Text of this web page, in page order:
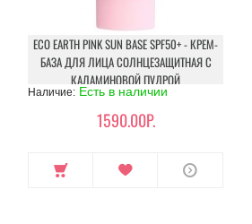
ECO EARTH PINK SUN BASE SPF50+ - КРЕМ-
БАЗА ДЛЯ ЛИЦА СОЛНЦЕЗАЩИТНАЯ С
КАЛАМИНОВОЙ ПУДРОЙ
Наличие: Есть в наличии
1590.00Р.